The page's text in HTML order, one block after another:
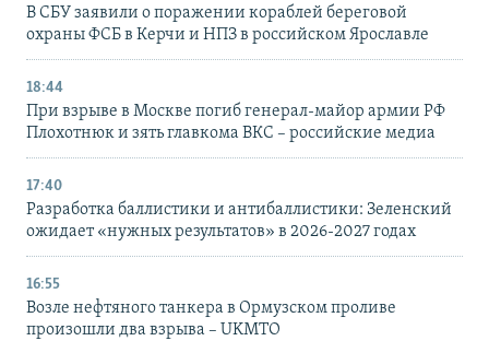
В СБУ заявили о поражении кораблей береговой
охраны ФСБ в Керчи и НПЗ в российском Ярославле
18:44
При взрыве в Москве погиб генерал-майор армии РФ
Плохотнюк и зять главкома ВКС – российские медиа
17:40
Разработка баллистики и антибаллистики: Зеленский
ожидает «нужных результатов» в 2026-2027 годах
16:55
Возле нефтяного танкера в Ормузском проливе
произошли два взрыва – UKMTO